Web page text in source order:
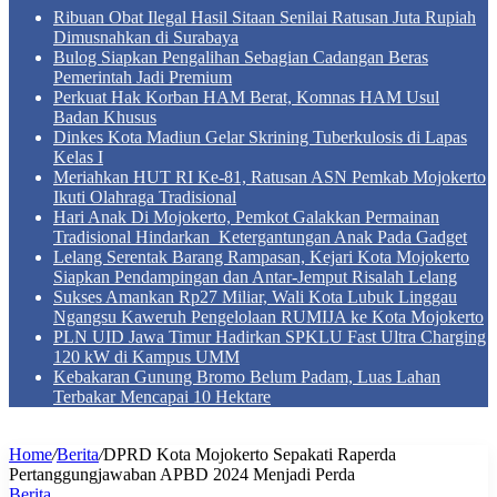
Ribuan Obat Ilegal Hasil Sitaan Senilai Ratusan Juta Rupiah
Dimusnahkan di Surabaya
Bulog Siapkan Pengalihan Sebagian Cadangan Beras
Pemerintah Jadi Premium
Perkuat Hak Korban HAM Berat, Komnas HAM Usul
Badan Khusus
Dinkes Kota Madiun Gelar Skrining Tuberkulosis di Lapas
Kelas I
Meriahkan HUT RI Ke-81, Ratusan ASN Pemkab Mojokerto
Ikuti Olahraga Tradisional
Hari Anak Di Mojokerto, Pemkot Galakkan Permainan
Tradisional Hindarkan Ketergantungan Anak Pada Gadget
Lelang Serentak Barang Rampasan, Kejari Kota Mojokerto
Siapkan Pendampingan dan Antar-Jemput Risalah Lelang
Sukses Amankan Rp27 Miliar, Wali Kota Lubuk Linggau
Ngangsu Kaweruh Pengelolaan RUMIJA ke Kota Mojokerto
PLN UID Jawa Timur Hadirkan SPKLU Fast Ultra Charging
120 kW di Kampus UMM
Kebakaran Gunung Bromo Belum Padam, Luas Lahan
Terbakar Mencapai 10 Hektare
Home/Berita/DPRD Kota Mojokerto Sepakati Raperda
Pertanggungjawaban APBD 2024 Menjadi Perda